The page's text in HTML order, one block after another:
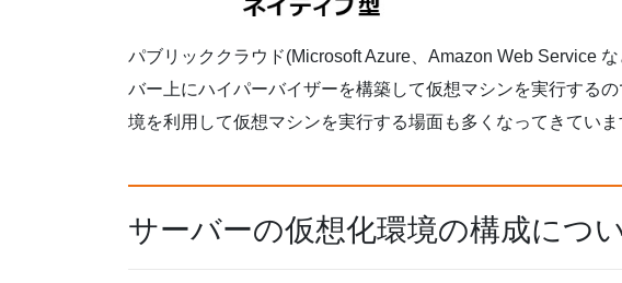
パブリッククラウド(Microsoft Azure、Amazon Web Service
バー上にハイパーバイザーを構築して仮想マシンを実行する
境を利用して仮想マシンを実行する場面も多くなってきていま
サーバーの仮想化環境の構成につ